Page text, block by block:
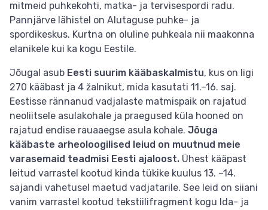
mitmeid puhkekohti, matka- ja tervisespordi radu.
Pannjärve lähistel on Alutaguse puhke- ja
spordikeskus. Kurtna on oluline puhkeala nii maakonna
elanikele kui ka kogu Eestile.
Jõugal asub Eesti suurim kääbaskalmistu, kus on ligi
270 kääbast ja 4 žalnikut, mida kasutati 11.–16. saj.
Eestisse rännanud vadjalaste matmispaik on rajatud
neoliitsele asulakohale ja praegused küla hooned on
rajatud endise rauaaegse asula kohale. Jõuga
kääbaste arheoloogilised leiud on muutnud meie
varasemaid teadmisi Eesti ajaloost. Ühest kääpast
leitud varrastel kootud kinda tükike kuulus 13. –14.
sajandi vahetusel maetud vadjatarile. See leid on siiani
vanim varrastel kootud tekstiilifragment kogu Ida- ja